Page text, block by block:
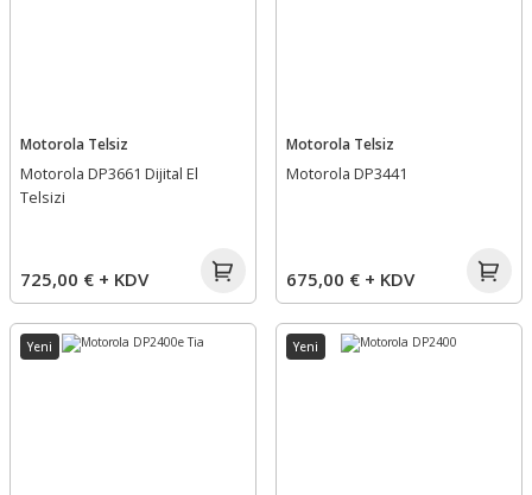
Motorola Telsiz
Motorola DP3661 Dijital El
Telsizi
725,00 € + KDV
Motorola Telsiz
Motorola DP3441
675,00 € + KDV
Yeni Yeni